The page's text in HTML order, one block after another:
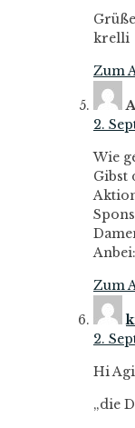
Grüße
krelli
Zum
2.
Wie
Gibst
Zum
2.
Hi
„die